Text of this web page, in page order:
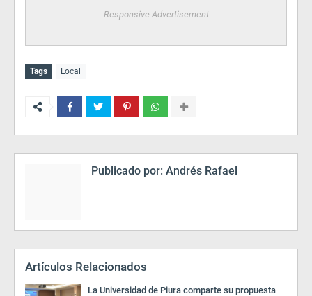
Responsive Advertisement
Tags Local
Publicado por: Andrés Rafael
Artículos Relacionados
La Universidad de Piura comparte su propuesta